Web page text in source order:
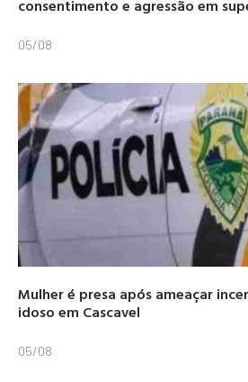
consentimento e agressão em
05/08
Mulher é presa após ameaçar
idoso em Cascavel
05/08